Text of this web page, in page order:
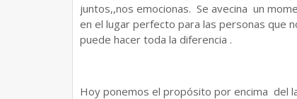
juntos,,nos emocionas. Se avecina un
en el lugar perfecto para las personas que
puede hacer toda la diferencia .
Hoy ponemos el propósito por encima del